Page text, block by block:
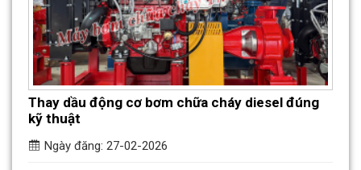
Thay dầu động cơ bơm chữa cháy diesel đúng
kỹ thuật
Ngày đăng: 27-02-2026